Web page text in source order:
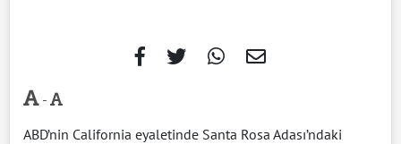
-
ABD’nin California eyaletinde Santa Rosa Adası’ndaki